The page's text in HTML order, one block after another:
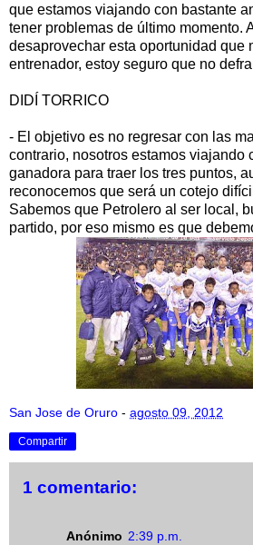
que estamos viajando con bastante
tener problemas de último momento.
desaprovechar esta oportunidad que
entrenador, estoy seguro que no
DIDÍ TORRICO
- El objetivo es no regresar con las
contrario, nosotros estamos viajando
ganadora para traer los tres puntos,
reconocemos que será un cotejo
Sabemos que Petrolero al ser local,
partido, por eso mismo es que
San Jose de Oruro - agosto 09, 2012
Compartir
1 comentario:
Anónimo 2:39 p.m.